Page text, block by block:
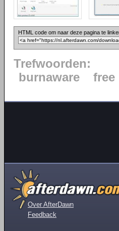
HTML code om naar deze pagina te
Trefwoorden:
burnaware
free
Over AfterDawn
Feedback